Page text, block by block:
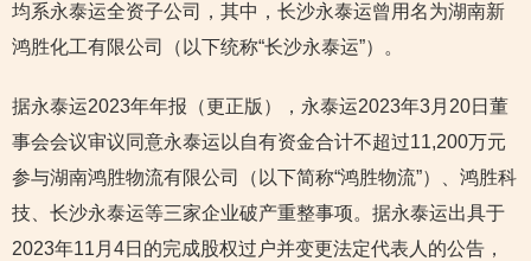
均系永泰运全资子公司，其中，长沙永泰运曾用名为湖南新
鸿胜化工有限公司（以下统称“长沙永泰运”）。
据永泰运2023年年报（更正版），永泰运2023年3月20日董
事会会议审议同意永泰运以自有资金合计不超过11,200万元
参与湖南鸿胜物流有限公司（以下简称“鸿胜物流”）、鸿胜科
技、长沙永泰运等三家企业破产重整事项。据永泰运出具于
2023年11月4日的完成股权过户并变更法定代表人的公告，